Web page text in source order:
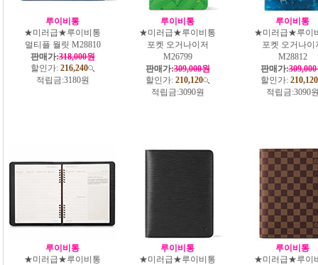
루이비통
★미러급★루이비통
멀티플 월릿 M28810
판매가:318,000원
할인가: 216,240
적립금:3180원
루이비통
★미러급★루이비통
포켓 오거나이저
M26799
판매가:309,000원
할인가: 210,120
적립금:3090원
루이비통
★미러급★루이
포켓 오거나이
M28812
판매가:
할인가: 210,120
적립금:3090
루이비통
★미러급★루이비통
루이비통
★미러급★루이비통
루이비통
★미러급★루이